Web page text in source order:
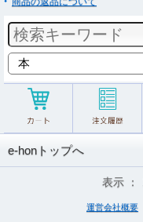
e-honトップへ
表示 ：
運営会社概要